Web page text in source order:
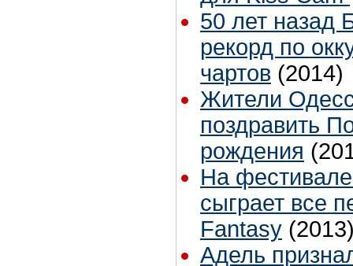
50 лет назад
рекорд по
чартов (2014)
Жители
поздравить
рождения
На
сыграет все
Fantasy
Адель